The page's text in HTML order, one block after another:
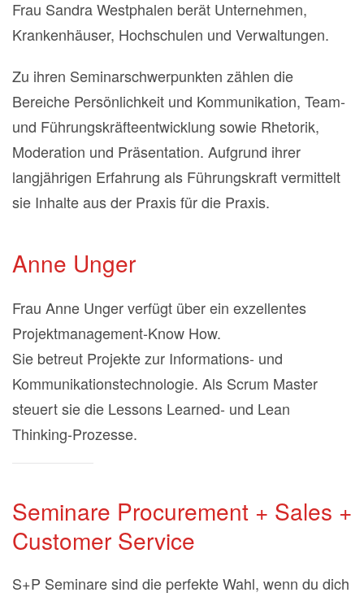
Frau Sandra Westphalen berät Unternehmen,
Krankenhäuser, Hochschulen und Verwaltungen.
Zu ihren Seminarschwerpunkten zählen die
Bereiche Persönlichkeit und Kommunikation, Team-
und Führungskräfteentwicklung sowie Rhetorik,
Moderation und Präsentation. Aufgrund ihrer
langjährigen Erfahrung als Führungskraft vermittelt
sie Inhalte aus der Praxis für die Praxis.
Anne Unger
Frau Anne Unger verfügt über ein exzellentes
Projektmanagement-Know How.
Sie betreut Projekte zur Informations- und
Kommunikationstechnologie. Als Scrum Master
steuert siedie Lessons Learned- und Lean
Thinking-Prozesse.
Seminare Procurement + Sales +
Customer Service
S+P Seminare sind die perfekte Wahl, wenn du dich